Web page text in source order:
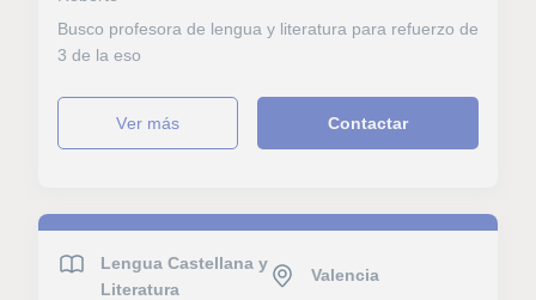
Busco profesora de lengua y literatura para refuerzo de
3 de la eso
ver más Contactar
Lengua Castellana y
Literatura
Valencia